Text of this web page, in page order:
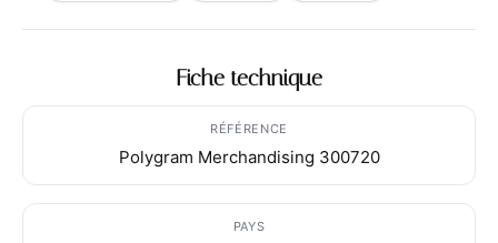
Fiche technique
RÉFÉRENCE
Polygram Merchandising 300720
PAYS